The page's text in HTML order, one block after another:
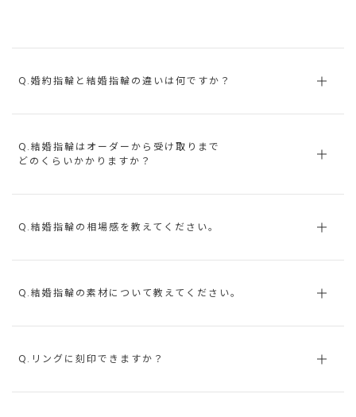
Q.婚約指輪と結婚指輪の違いは何ですか？
Q.結婚指輪はオーダーから受け取りまで
どのくらいかかりますか？
Q.結婚指輪の相場感を教えてください。
Q.結婚指輪の素材について教えてください。
Q.リングに刻印できますか？